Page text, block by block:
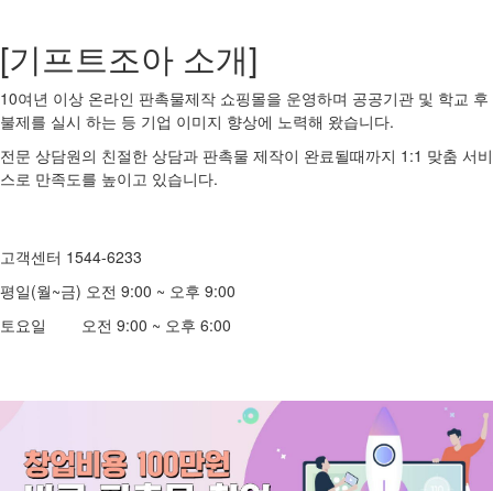
[기프트조아 소개]
10여년 이상 온라인 판촉물제작 쇼핑몰을 운영하며 공공기관 및 학교 후
불제를 실시 하는 등 기업 이미지 향상에 노력해 왔습니다.
전문 상담원의 친절한 상담과 판촉물 제작이 완료될때까지 1:1 맞춤 서비
스로 만족도를 높이고 있습니다.
고객센터 1544-6233
평일(월~금) 오전 9:00 ~ 오후 9:00
토요일 오전 9:00 ~ 오후 6:00